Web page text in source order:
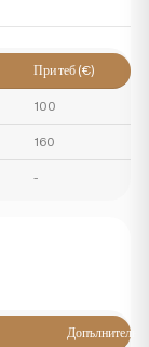
При теб (€)
100
160
-
Допълнително